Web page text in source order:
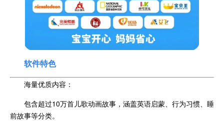
软件特色
海量优质内容：
包含超过10万首儿歌动画故事，涵盖英语启蒙、行为习惯、睡
前故事等分类。